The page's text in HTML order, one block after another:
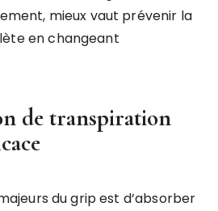
mieux vaut prévenir la
en changeant
de transpiration
du grip est d’absorber